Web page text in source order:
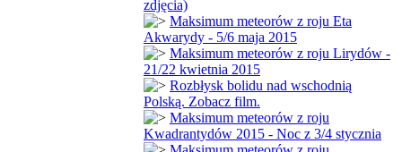
zdjęcia)
Maksimum meteorów z roju Eta
Akwarydy - 5/6 maja 2015
Maksimum meteorów z roju Lirydów -
21/22 kwietnia 2015
Rozbłysk bolidu nad wschodnią
Polską. Zobacz film.
Maksimum meteorów z roju
Kwadrantydów 2015 - Noc z 3/4 stycznia